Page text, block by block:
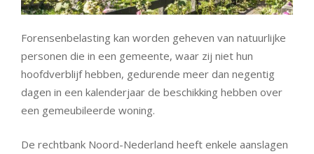
Forensenbelasting kan worden geheven van natuurlijke
personen die in een gemeente, waar zij niet hun
hoofdverblijf hebben, gedurende meer dan negentig
dagen in een kalenderjaar de beschikking hebben over
een gemeubileerde woning.
De rechtbank Noord-Nederland heeft enkele aanslagen